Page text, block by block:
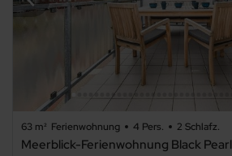
63 m² Ferienwohnung 4 Pers. 2 Schlafz.
Meerblick-Ferienwohnung Black Pearl